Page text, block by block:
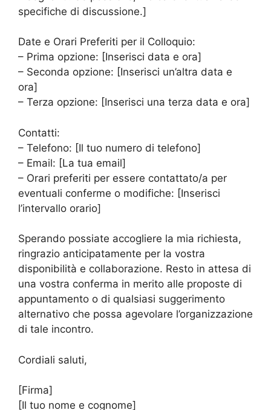
specifiche di discussione.]
Date e Orari Preferiti per il Colloquio:
– Prima opzione: [Inserisci data e ora]
– Seconda opzione: [Inserisci un’altra data e
ora]
– Terza opzione: [Inserisci una terza data e ora]
Contatti:
– Telefono: [Il tuo numero di telefono]
– Email: [La tua email]
– Orari preferiti per essere contattato/a per
eventuali conferme o modifiche: [Inserisci
l’intervallo orario]
Sperando possiate accogliere la mia richiesta,
ringrazio anticipatamente per la vostra
disponibilità e collaborazione. Resto in attesa di
una vostra conferma in merito alle proposte di
appuntamento o di qualsiasi suggerimento
alternativo che possa agevolare l’organizzazione
di tale incontro.
Cordiali saluti,
[Firma]
[Il tuo nome e cognome]